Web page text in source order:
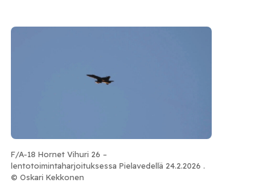
F/A-18 Hornet Vihuri 26 –
lentotoimintaharjoituksessa Pielavedellä 24.2.2026 .
© Oskari Kekkonen